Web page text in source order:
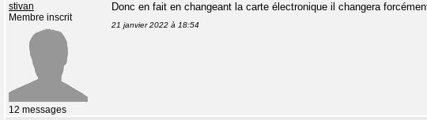
stivan
Membre inscrit
12 messages
Donc en fait en changeant la carte électronique il changera
21 janvier 2022 à 18:54